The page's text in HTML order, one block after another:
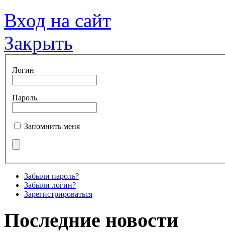
Вход на сайт
Закрыть
Логин
Пароль
Запомнить меня
Забыли пароль?
Забыли логин?
Зарегистрироваться
Последние новости